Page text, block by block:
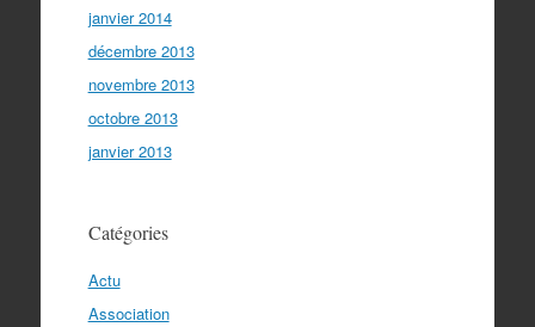
janvier 2014
décembre 2013
novembre 2013
octobre 2013
janvier 2013
Catégories
Actu
Association